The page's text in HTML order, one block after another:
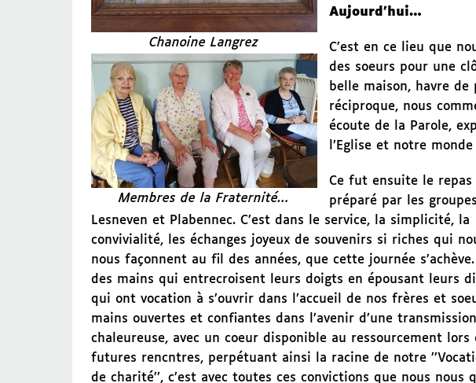
Chanoine Langrez
Aujourd’hui…
Membres de la Fraternité…
C’est en ce lieu que
des soeurs pour une
belle maison, havre de
réciproque, nous
écoute de la Parole,
l’Eglise et notre monde
Ce fut ensuite le repas
préparé par les
Lesneven et Plabennec. C’est dans le service, la simplicité, la
convivialité, les échanges joyeux de souvenirs si riches qui
nous façonnent au fil des années, que cette journée s’achève.
des mains qui entrecroisent leurs doigts en épousant leurs
qui ont vocation à s’ouvrir dans l’accueil de nos frères et
mains ouvertes et confiantes dans l’avenir d’une transmission
chaleureuse, avec un coeur disponible au ressourcement lors
futures rencntres, perpétuant ainsi la racine de notre
de charité’’, c’est avec toutes ces convictions que nous nous